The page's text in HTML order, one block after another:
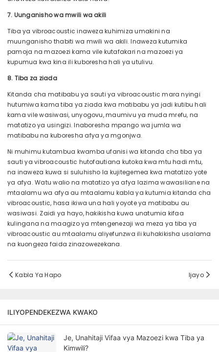
7. Uunganisho wa mwili wa akili
Tiba ya vibroacoustic inaweza kuhimiza umakini na
muunganisho thabiti wa mwili wa akili. Inaweza kutumika
pamoja na mazoezi kama vile kutafakari na mazoezi ya
kupumua kwa kina ili kuboresha hali ya utulivu.
8. Tiba za ziada
Kitanda cha matibabu ya sauti ya vibroacoustic mara nyingi
hutumiwa kama tiba ya ziada kwa matibabu ya jadi kutibu hali
kama vile wasiwasi, unyogovu, maumivu ya muda mrefu, na
matatizo ya usingizi. Inaboresha mpango wa jumla wa
matibabu na kuboresha afya ya mgonjwa.
Ni muhimu kutambua kwamba ufanisi wa kitanda cha tiba ya
sauti ya vibroacoustic hutofautiana kutoka kwa mtu hadi mtu,
na inaweza kuwa si suluhisho la kujitegemea kwa matatizo yote
ya afya. Watu walio na matatizo ya afya lazima wawasiliane na
mtaalamu wa afya au mtaalamu kabla ya kutumia kitanda cha
vibroacoustic, hasa ikiwa una hali yoyote ya matibabu au
wasiwasi. Zaidi ya hayo, hakikisha kuwa unatumia kifaa
kulingana na maagizo ya mtengenezaji wa meza ya tiba ya
vibroacoustic au mtaalamu aliyefunzwa ili kuhakikisha usalama
na kuongeza faida zinazowezekana.
Kabla Ya Hapo Ijayo
ILIYOPENDEKEZWA KWAKO
Je, Unahitaji Vifaa vya Mazoezi kwa Tiba ya
Kimwili?